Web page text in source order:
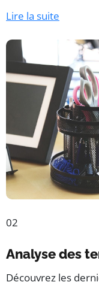
Lire la suite
02
Analyse des
Découvrez les